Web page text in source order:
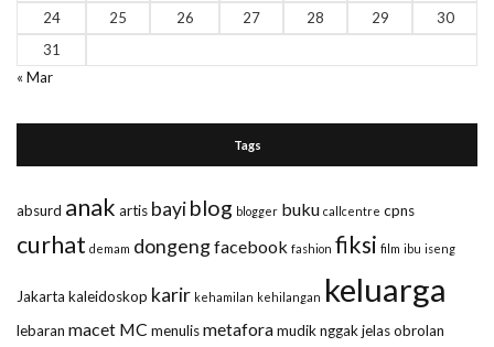
24
25 26 27 28 29
30
31
« Mar
Tags
absurd anak artis bayiblog blogger buku callcentre cpns
curhat demam dongengfacebook fashion fiksi film ibu iseng
Jakarta kaleidoskop karir kehamilan kehilangan keluarga
lebaran macet MC menulismetaforamudiknggak jelasobrolan